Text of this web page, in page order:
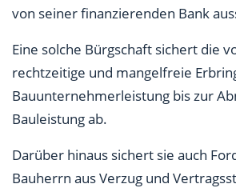
von seiner finanzierenden Bank
Eine solche Bürgschaft sichert die
rechtzeitige und mangelfreie
Bauunternehmerleistung bis zur
Bauleistung ab.
Darüber hinaus sichert sie auch
Bauherrn aus Verzug und